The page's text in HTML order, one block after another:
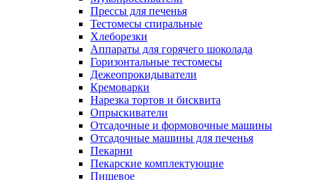
Прессы для печенья
Тестомесы спиральные
Хлеборезки
Аппараты для горячего шоколада
Горизонтальные тестомесы
Дежеопрокидыватели
Кремоварки
Нарезка тортов и бисквита
Опрыскиватели
Отсадочные и формовочные машины
Отсадочные машины для печенья
Пекарни
Пекарские комплектующие
Пищевое